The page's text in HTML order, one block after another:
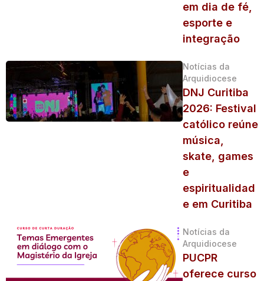
em dia de fé,
esporte e
integração
Notícias da
Arquidiocese
DNJ Curitiba
2026: Festival
católico reúne
música,
skate, games
e
espiritualidad
e em Curitiba
Notícias da
Arquidiocese
PUCPR
oferece curso